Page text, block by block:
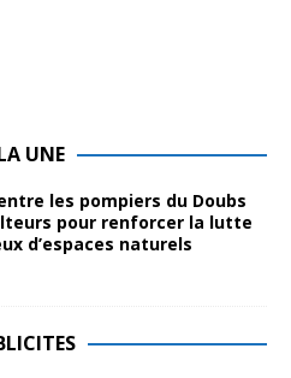
UNE
les pompiers du Doubs
pour renforcer la lutte
d’espaces naturels